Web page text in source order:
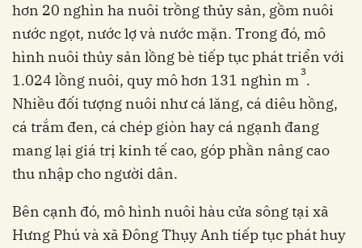
hơn 20 nghìn ha nuôi trồng thủy sản, gồm nuôi
nước ngọt, nước lợ và nước mặn. Trong đó, mô
hình nuôi thủy sản lồng bè tiếp tục phát triển với
1.024 lồng nuôi, quy mô hơn 131 nghìn m3.
Nhiều đối tượng nuôi như cá lăng, cá diêu hồng,
cá trắm đen, cá chép giòn hay cá ngạnh đang
mang lại giá trị kinh tế cao, góp phần nâng cao
thu nhập cho người dân.
Bên cạnh đó, mô hình nuôi hàu cửa sông tại xã
Hưng Phú và xã Đông Thụy Anh tiếp tục phát huy